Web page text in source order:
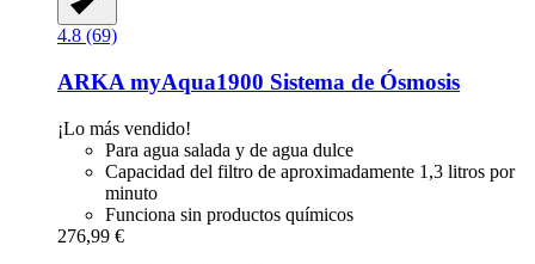
4.8 (69)
ARKA myAqua1900 Sistema de Ósmosis
¡Lo más vendido!
Para agua salada y de agua dulce
Capacidad del filtro de aproximadamente 1,3 litros por
minuto
Funciona sin productos químicos
276,99 €